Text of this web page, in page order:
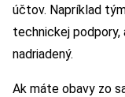
účtov. Napríklad
technickej
nadriadený.
Ak máte obavy zo